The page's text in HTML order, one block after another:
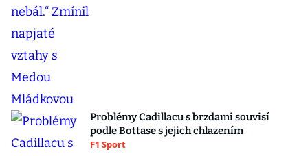
Problémy Cadillacu s brzdami souvisí
podle Bottase s jejich chlazením
F1 Sport